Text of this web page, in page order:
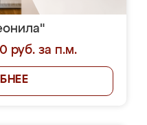
руб. за п.м.